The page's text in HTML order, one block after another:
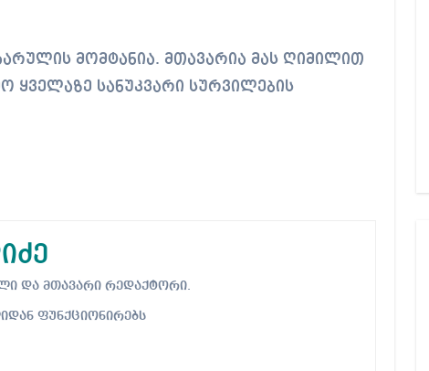
მომტანია. მთავარია მას ღიმილით
ყველაზე სანუკვარი სურვილების
და მთავარი რედაქტორი.
ფუნქციონირებს